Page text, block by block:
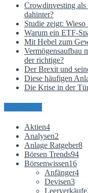
Crowdinvesting als
dahinter?
Studie zeigt:
Warum ein ETF-
Mit Hebel zum
Vermögensaufbau
der richtige?
Der Brexit und
Diese häufigen
Die Krise in der
Aktien4
Analysen2
Anlage Ratgeber8
Börsen Trends94
Börsenwissen16
Anfänger4
Devisen3
Leerverkäufe